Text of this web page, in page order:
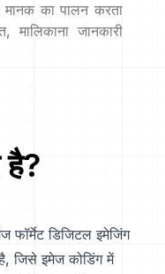
मानक का पालन करता
मालिकाना जानकारी
है?
डिजिटल इमेजिंग
जिसे इमेज कोडिंग में